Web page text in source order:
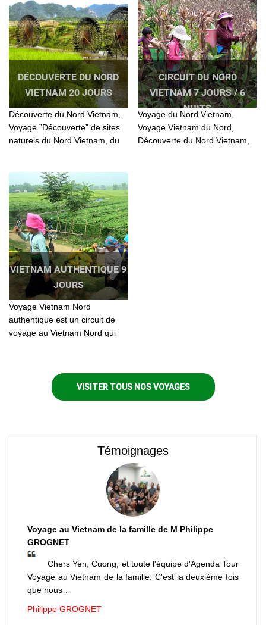
DÉCOUVERTE DU NORD
VIETNAM 20 JOURS
Découverte du Nord Vietnam,
Voyage ”Découverte” de sites
naturels du Nord Vietnam, du
calcaires de Ha Giang
CIRCUIT DU NORD
VIETNAM 7 JOURS / 6
NUITS
Voyage du Nord Vietnam,
Voyage Vietnam du Nord,
Découverte du Nord Vietnam,
VIETNAM AUTHENTIQUE 9
JOURS
Voyage Vietnam Nord
authentique est un circuit de
voyage au Vietnam Nord qui
VISITER TOUS NOS VOYAGES
Témoignages
Voyage au Vietnam de la famille de M Philippe
GROGNET
Chers Yen, Cuong, et toute l'équipe d'Agenda Tour
Voyage au Vietnam de la famille: C'est la deuxième fois
que nous…
Philippe GROGNET